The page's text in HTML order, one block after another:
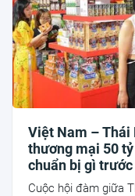
Việt Nam – Thái
thương mại 50
chuẩn bị gì
ASEAN?
Cuộc hội đàm giữa